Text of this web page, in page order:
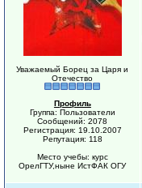
Уважаемый Борец за Царя и
Отечество
Профиль
Группа: Пользователи
Сообщений: 2078
Регистрация: 19.10.2007
Репутация: 118
Место учебы: курс
ОрелГТУ,ныне ИстФАК ОГУ